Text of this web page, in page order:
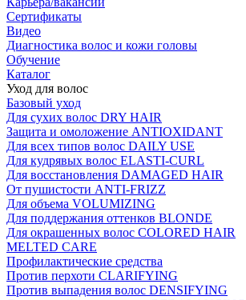
Сертификаты
Видео
Диагностика волос и кожи головы
Обучение
Каталог
Уход для волос
Базовый уход
Для сухих волос DRY HAIR
Защита и омоложение ANTIOXIDANT
Для всех типов волос DAILY USE
Для кудрявых волос ELASTI-CURL
Для восстановления DAMAGED HAIR
От пушистости ANTI-FRIZZ
Для объема VOLUMIZING
Для поддержания оттенков BLONDE
Для окрашенных волос COLORED HAIR
MELTED CARE
Профилактические средства
Против перхоти CLARIFYING
Против выпадения волос DENSIFYING